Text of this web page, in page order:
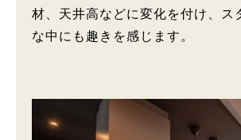
材、天井高などに変化を付け、ス
な中にも趣きを感じます。